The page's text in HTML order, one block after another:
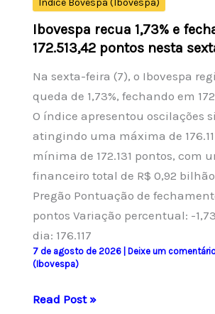
da
Petrobras.
Ibovespa recua 1,73% e
172.513,42 pontos nesta
Na sexta-feira (7), o Ibovespa
queda de 1,73%, fechando em
O índice apresentou oscilações
atingindo uma máxima de
mínima de 172.131 pontos, com
financeiro total de R$ 0,92
Pregão Pontuação de
pontos Variação percentual: -
dia: 176.117
7 de agosto de 2026 Deixe um
(Ibovespa)
Ibovespa
Read Post »